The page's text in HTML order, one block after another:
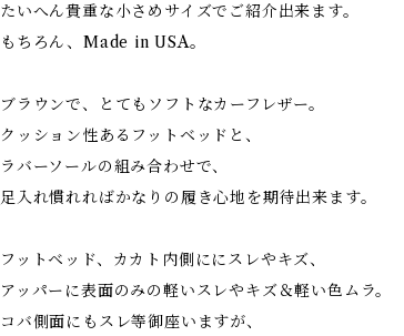
たいへん貴重な小さめサイズでご紹介出来ます。
もちろん、Made in USA。
ブラウンで、とてもソフトなカーフレザー。
クッション性あるフットベッドと、
ラバーソールの組み合わせで、
足入れ慣れればかなりの履き心地を期待出来ます。
フットベッド、カカト内側ににスレやキズ、
アッパーに表面のみの軽いスレやキズ＆軽い色ムラ。
コバ側面にもスレ等御座いますが、